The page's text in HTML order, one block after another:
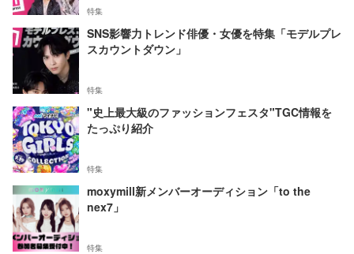
特集
SNS影響力トレンド俳優・女優を特集「モデルプレ
スカウントダウン」
特集
"史上最大級のファッションフェスタ"TGC情報を
たっぷり紹介
特集
moxymill新メンバーオーディション「to the
nex7」
特集